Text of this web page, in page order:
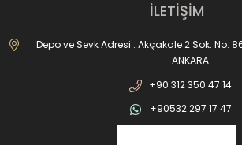
marangozluk, kaynak, delme, montaj ve tamir
maksimum performans
İster büyük ölçekli sanayi tipi işler yapıyor olun,
onarımlar; doğru işkence ve mengeneyle hem
işkencelerden matkap mengenelerine, ray
işkencesine kadar geniş ürün gamımızda her
uygun alternatifler bulabilirsiniz. Hızlı açılır
İLETİŞİM
Depo ve Sevk Adresi : Akçakale 2 Sok. No:
ANKARA
+90 312 350 47 14
+90532 297 17 47